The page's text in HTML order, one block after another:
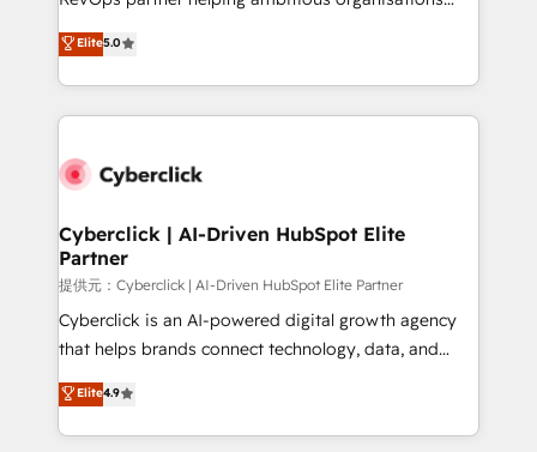
the United States, EU, UAE, Mexico and Latin
America. From casual user to super fan: make
grow with clarity, confidence, and intelligence.
Operating across the UK, Netherlands, Ireland, and
Canada, we’ve delivered thousands of successful
HubSpot projects for mid-market and enterprise
combine HubSpot, data, and AI to design connected
and technology for predictable, scalable revenue
growth. Our expertise spans RevOps, CRM and data
architecture, AI enablement, and strategic marketing,
delivered through our proprietary FLAIR framework
for responsible AI adoption. As a HubSpot Elite
we blend strategy, creativity, and technology to help
organisations scale smarter and grow stronger.
Elite5.0
Cyberclick | AI-Driven HubSpot Elite
Partner
提供元：Cyberclick | AI-Driven HubSpot Elite Partner
Cyberclick is an AI-powered digital growth agency
that helps brands connect technology, data, and
creativity to achieve measurable results. Founded in
Barcelona and operating across Spain, LATAM, and
the UK, we support global companies in building
Elite4.9